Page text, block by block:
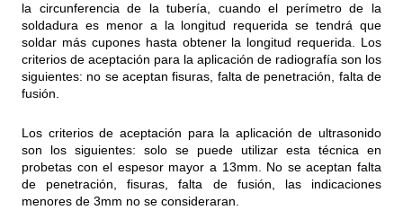
la circunferencia de la tubería, cuando el perímetro de la
soldadura es menor a la longitud requerida se tendrá que
soldar más cupones hasta obtener la longitud requerida. Los
criterios de aceptación para la aplicación de radiografía son los
siguientes: no se aceptan fisuras, falta de penetración, falta de
fusión.
Los criterios de aceptación para la aplicación de ultrasonido
son los siguientes: solo se puede utilizar esta técnica en
probetas con el espesor mayor a 13mm. No se aceptan falta
de penetración, fisuras, falta de fusión, las indicaciones
menores de 3mm no se consideraran.